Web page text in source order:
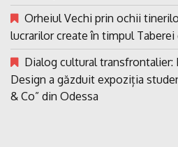
Orheiul Vechi prin ochii
lucrarilor create în timpul Taberei
Dialog cultural transfrontalier:
Design a găzduit expoziția
& Co” din Odessa